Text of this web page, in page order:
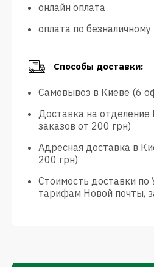
онлайн оплата
оплата по безналичному
Способы доставки:
Самовывоз в Киеве (6
Доставка на
заказов от 200 грн)
Адресная доставка в
200 грн)
Стоимость доставки по
тарифам Новой почты,